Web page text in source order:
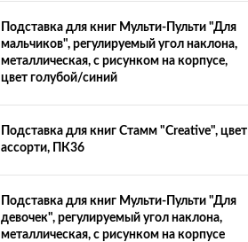
Подставка для книг Мульти-Пульти "Для
мальчиков", регулируемый угол наклона,
металлическая, с рисунком на корпусе,
цвет голубой/синий
Подставка для книг Стамм "Creative", цвет
ассорти, ПК36
Подставка для книг Мульти-Пульти "Для
девочек", регулируемый угол наклона,
металлическая, с рисунком на корпусе